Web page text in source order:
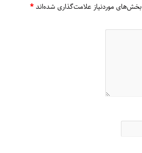
بخش‌های موردنیاز علامت‌گذاری شده‌اند*